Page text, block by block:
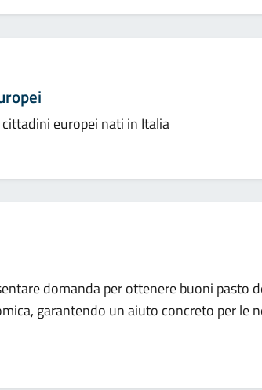
europei nati in Italia
domanda per ottenere buoni pasto
garantendo un aiuto concreto per le